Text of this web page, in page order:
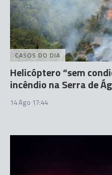
CASOS DO DIA
Helicóptero “sem
incêndio na Serra de
14 Ago 17:44